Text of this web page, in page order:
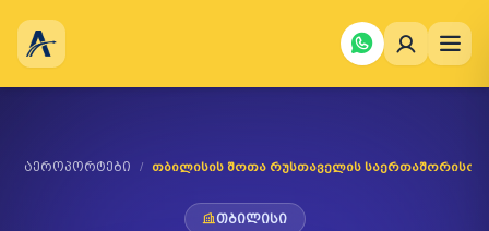
აეროპორტები / თბილისის შოთა რუსთაველის საერთაშორისო
თბილისი